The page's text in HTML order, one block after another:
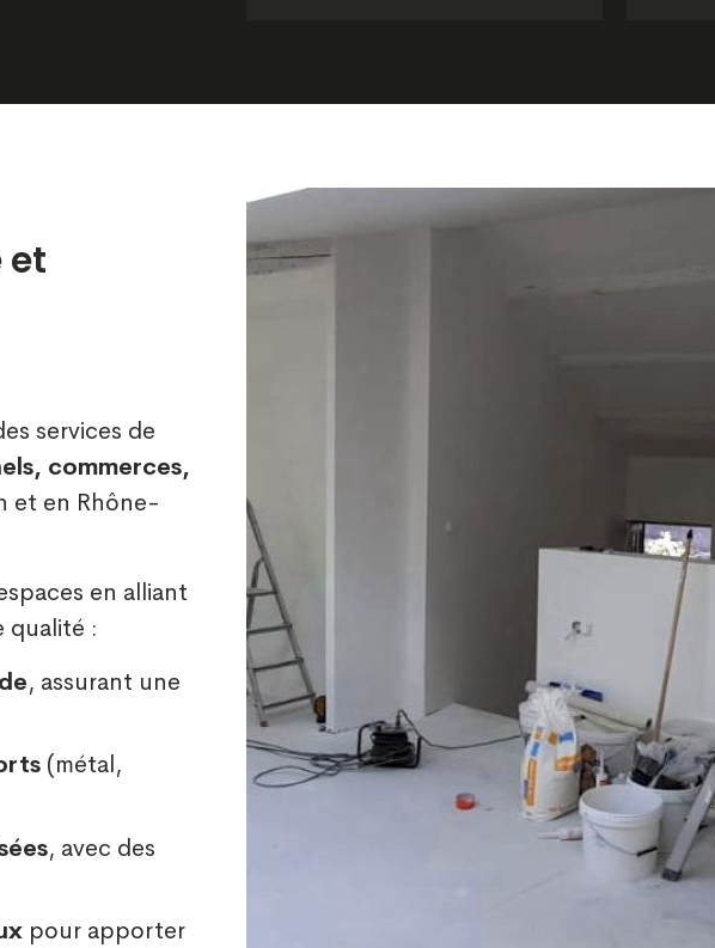
et
services de
commerces,
et en Rhône-
en alliant
qualité :
, assurant une
(métal,
, avec des
pour apporter